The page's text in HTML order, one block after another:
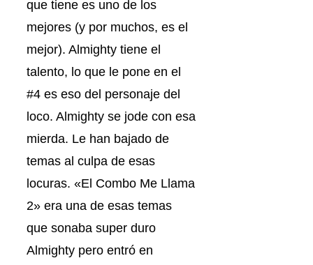
que tiene es uno de los
mejores (y por muchos, es el
mejor). Almighty tiene el
talento, lo que le pone en el
#4 es eso del personaje del
loco. Almighty se jode con esa
mierda. Le han bajado de
temas al culpa de esas
locuras. «El Combo Me Llama
2» era una de esas temas
que sonaba super duro
Almighty pero entró en